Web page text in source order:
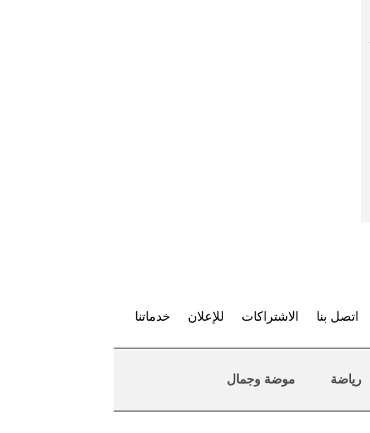
اتصل بنا الاشتراكات للإعلان خدماتنا
رياضة موضة وجمال